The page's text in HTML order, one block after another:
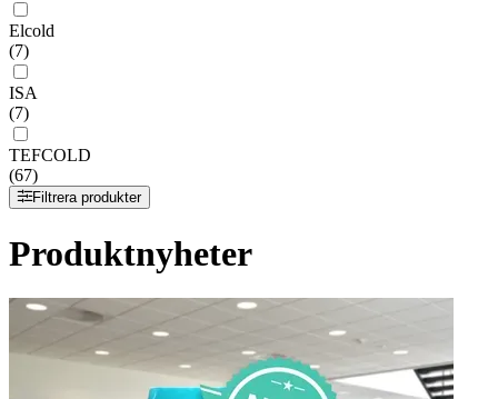
Elcold
(7)
ISA
(7)
TEFCOLD
(67)
Filtrera produkter
Produktnyheter